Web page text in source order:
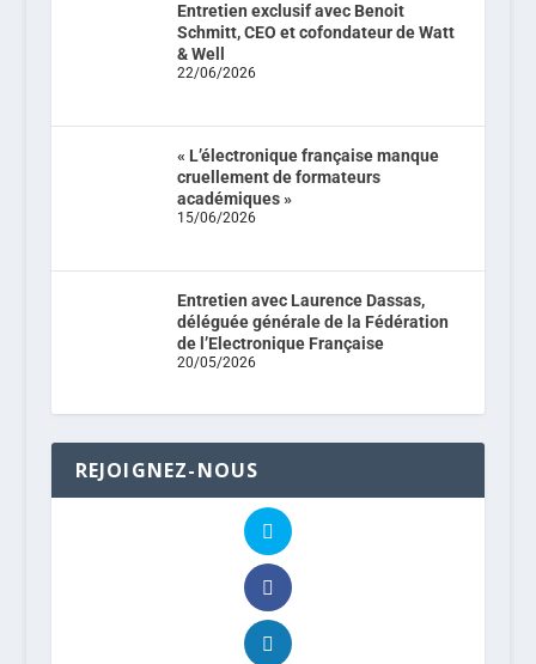
Entretien exclusif avec Benoit
Schmitt, CEO et cofondateur de Watt
& Well
22/06/2026
« L’électronique française manque
cruellement de formateurs
académiques »
15/06/2026
Entretien avec Laurence Dassas,
déléguée générale de la Fédération
de l’Electronique Française
20/05/2026
REJOIGNEZ-NOUS